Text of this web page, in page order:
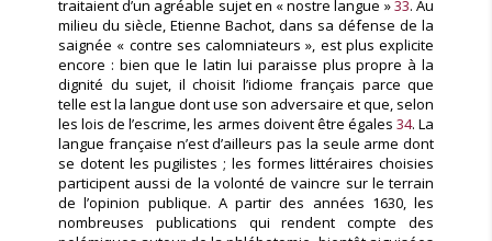
traitaient d’un agréable sujet en « nostre langue »33. Au
milieu du siècle, Etienne Bachot, dans sa défense de la
saignée « contre ses calomniateurs », est plus explicite
encore : bien que le latin lui paraisse plus propre à la
dignité du sujet, il choisit l’idiome français parce que
telle est la langue dont use son adversaire et que, selon
les lois de l’escrime, les armes doivent être égales 34. La
langue française n’est d’ailleurs pas la seule arme dont
se dotent les pugilistes ; les formes littéraires choisies
participent aussi de la volonté de vaincre sur le terrain
de l’opinion publique. A partir des années 1630, les
nombreuses publications qui rendent compte des